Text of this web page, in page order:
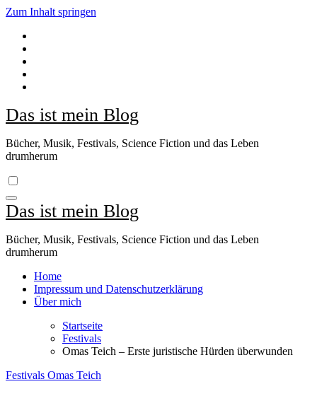
Zum Inhalt springen
Das ist mein Blog
Bücher, Musik, Festivals, Science Fiction und das Leben
drumherum
Das ist mein Blog
Bücher, Musik, Festivals, Science Fiction und das Leben
drumherum
Home
Impressum und Datenschutzerklärung
Über mich
Startseite
Festivals
Omas Teich – Erste juristische Hürden überwunden
Festivals Omas Teich